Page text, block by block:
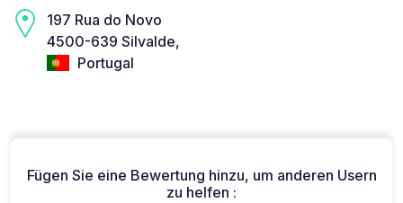
197 Rua do Novo
4500-639 Silvalde,
Portugal
Fügen Sie eine Bewertung hinzu, um anderen Usern
zu helfen :